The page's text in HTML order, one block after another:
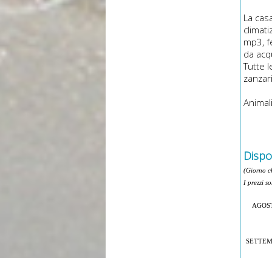
La
mp3,
da
Tutte
(Giorno
I prezzi